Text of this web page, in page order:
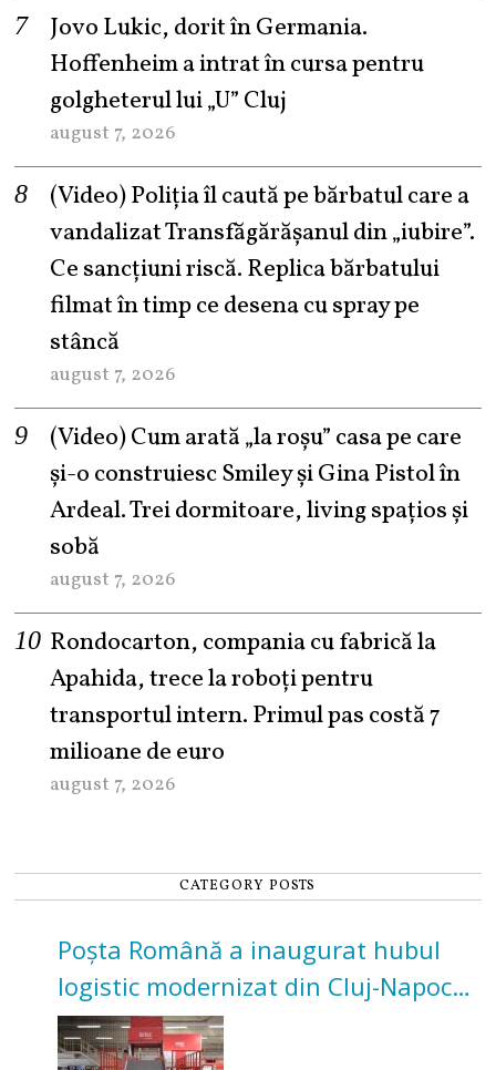
Jovo Lukic, dorit în Germania.
Hoffenheim a intrat în cursa pentru
golgheterul lui „U” Cluj
august 7, 2026
(Video) Poliția îl caută pe bărbatul care a
vandalizat Transfăgărășanul din „iubire”.
Ce sancțiuni riscă. Replica bărbatului
filmat în timp ce desena cu spray pe
stâncă
august 7, 2026
(Video) Cum arată „la roşu” casa pe care
şi-o construiesc Smiley şi Gina Pistol în
Ardeal. Trei dormitoare, living spațios și
sobă
august 7, 2026
Rondocarton, compania cu fabrică la
Apahida, trece la roboți pentru
transportul intern. Primul pas costă 7
milioane de euro
august 7, 2026
CATEGORY POSTS
Poșta Română a inaugurat hubul
logistic modernizat din Cluj-Napoca.
Investiție de 3 milioane de euro